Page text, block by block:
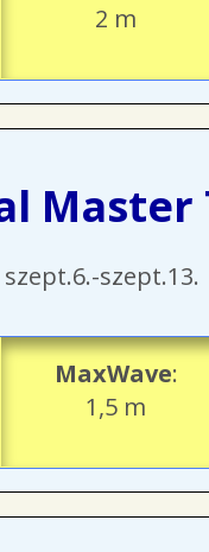
2 m
Master
szept.13.
MaxWave:
1,5 m